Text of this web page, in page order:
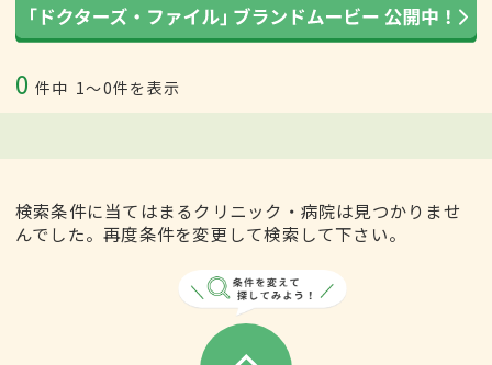
0 件中 1〜0件を表示
検索条件に当てはまるクリニック・病院は見つかりませ
んでした。再度条件を変更して検索して下さい。